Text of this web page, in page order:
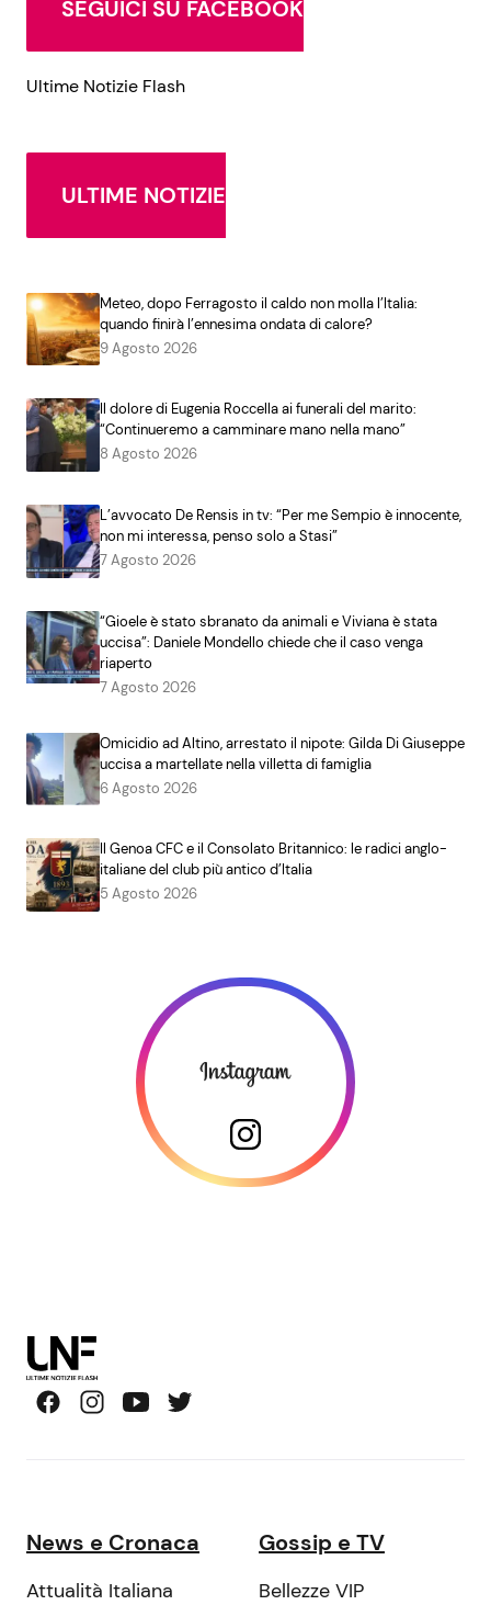
SEGUICI SU FACEBOOK
Ultime Notizie Flash
ULTIME NOTIZIE
Meteo, dopo Ferragosto il caldo non molla l’Italia:
quando finirà l’ennesima ondata di calore?
9 Agosto 2026
Il dolore di Eugenia Roccella ai funerali del marito:
“Continueremo a camminare mano nella mano”
8 Agosto 2026
L’avvocato De Rensis in tv: “Per me Sempio è innocente,
non mi interessa, penso solo a Stasi”
7 Agosto 2026
“Gioele è stato sbranato da animali e Viviana è stata
uccisa”: Daniele Mondello chiede che il caso venga
riaperto
7 Agosto 2026
Omicidio ad Altino, arrestato il nipote: Gilda Di Giuseppe
uccisa a martellate nella villetta di famiglia
6 Agosto 2026
Il Genoa CFC e il Consolato Britannico: le radici anglo-
italiane del club più antico d’Italia
5 Agosto 2026
News e Cronaca
Attualità Italiana
Gossip e TV
Bellezze VIP